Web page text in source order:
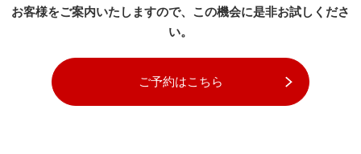
お客様をご案内いたしますので、この機会に是非お試しくださ
い。
ご予約はこちら